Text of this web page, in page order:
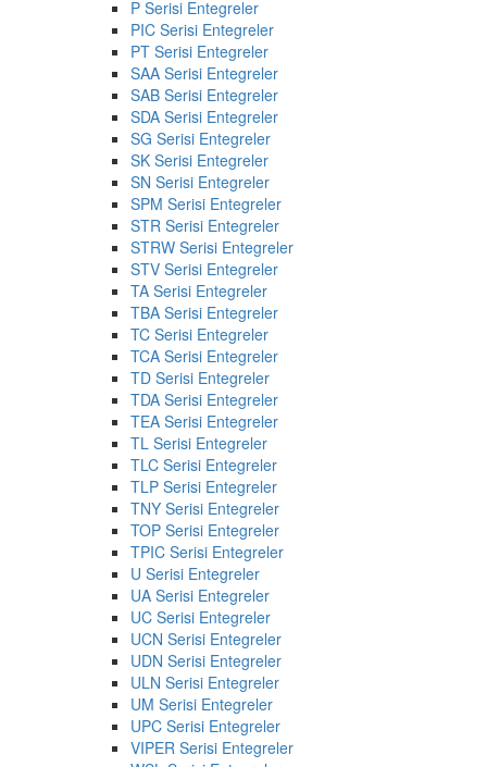
P Serisi Entegreler
PIC Serisi Entegreler
PT Serisi Entegreler
SAA Serisi Entegreler
SAB Serisi Entegreler
SDA Serisi Entegreler
SG Serisi Entegreler
SK Serisi Entegreler
SN Serisi Entegreler
SPM Serisi Entegreler
STR Serisi Entegreler
STRW Serisi Entegreler
STV Serisi Entegreler
TA Serisi Entegreler
TBA Serisi Entegreler
TC Serisi Entegreler
TCA Serisi Entegreler
TD Serisi Entegreler
TDA Serisi Entegreler
TEA Serisi Entegreler
TL Serisi Entegreler
TLC Serisi Entegreler
TLP Serisi Entegreler
TNY Serisi Entegreler
TOP Serisi Entegreler
TPIC Serisi Entegreler
U Serisi Entegreler
UA Serisi Entegreler
UC Serisi Entegreler
UCN Serisi Entegreler
UDN Serisi Entegreler
ULN Serisi Entegreler
UM Serisi Entegreler
UPC Serisi Entegreler
VIPER Serisi Entegreler